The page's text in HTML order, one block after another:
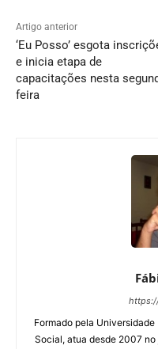
Artigo anterior
‘Eu Posso’ esgota
e inicia etapa de
capacitações nesta
feira
Formado pela
Social, atua desde 2007